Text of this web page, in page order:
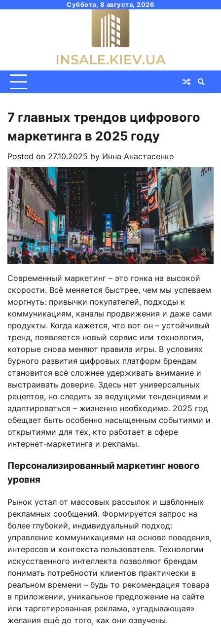
Суббота, 8 августа, 2026
7 главных трендов цифрового
маркетинга в 2025 году
Posted on 27.10.2025 by Инна Анастасенко
Современный маркетинг – это гонка на высокой
скорости. Всё меняется быстрее, чем мы успеваем
моргнуть: привычки покупателей, подходы к
коммуникациям, каналы продвижения и даже сами
продукты. Когда кажется, что вот он – устойчивый
тренд, появляется новый сервис или технология,
которые снова меняют правила игры. В условиях
бурного развития цифровых платформ брендам
становится всё сложнее удерживать внимание и
выстраивать доверие. Здесь нет универсальных
рецептов, но следить за ведущими тенденциями и
адаптироваться – жизненно необходимо. 2025 год
обещает быть особенно насыщенным событиями и
открытиями для тех, кто работает в сфере
интернет-маркетинга и рекламы.
Персонализированный маркетинг нового
уровня
Рынок устал от массовых рассылок и шаблонных
рекламных сообщений. Формируется запрос на
более глубокий, индивидуальный подход:
управление коммуникациями на основе поведения,
интересов и контекста пользователя. Технологии
искусственного интеллекта позволяют брендам
понимать потребности клиентов практически в
реальном времени – будь то рекомендация товара
в приложении, уникальное предложение на сайте
или таргетированная реклама, «угадывающая»
желания ещё до того, как они озвучены.